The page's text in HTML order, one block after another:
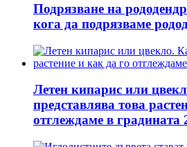
Подрязване на
кога да подрязваме
Летен кипарис или
представлява това
отглеждаме в градината